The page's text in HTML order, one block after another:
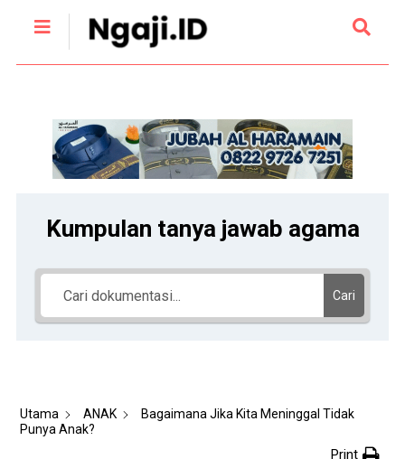
Kumpulan tanya jawab agama
Cari
Utama ANAK
Bagaimana Jika Kita Meninggal Tidak
Punya Anak?
Print